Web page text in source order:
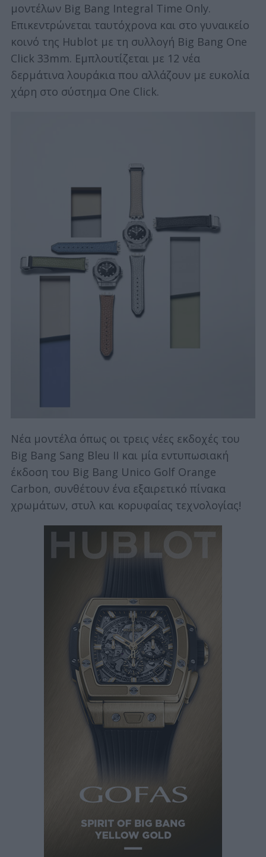
μοντέλων Big Bang Integral Time Only.
Επικεντρώνεται ταυτόχρονα και στο γυναικείο
κοινό της Hublot με τη συλλογή Big Bang One
Click 33mm. Εμπλουτίζεται με 12 νέα
δερμάτινα λουράκια που αλλάζουν με ευκολία
χάρη στο σύστημα One Click.
Νέα μοντέλα όπως οι τρεις νέες εκδοχές του
Big Bang Sang Bleu II και μία εντυπωσιακή
έκδοση του Big Bang Unico Golf Orange
Carbon, συνθέτουν ένα εξαιρετικό πίνακα
χρωμάτων, στυλ και κορυφαίας τεχνολογίας!